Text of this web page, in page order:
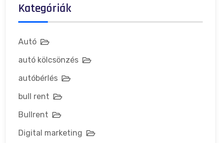
Kategóriák
Autó
autó kölcsönzés
autóbérlés
bull rent
Bullrent
Digital marketing